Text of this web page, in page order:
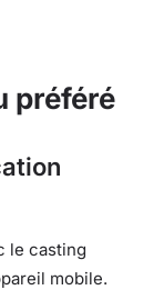
préféré
le casting
mobile.